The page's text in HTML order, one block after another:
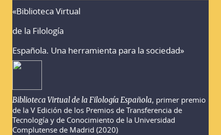
«Biblioteca Virtual
de la Filología
Española. Una herramienta para la sociedad»
Biblioteca Virtual de la Filología Española, primer premio
de la V Edición de los Premios de Transferencia de
Tecnología y de Conocimiento de la Universidad
Complutense de Madrid (2020)